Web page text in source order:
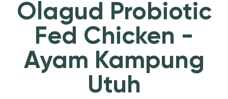
Olagud Probiotic
Fed Chicken -
Ayam Kampung
Utuh